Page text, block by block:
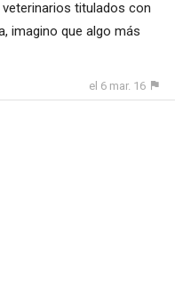
titulados con
imagino que algo más
el 6 mar. 16